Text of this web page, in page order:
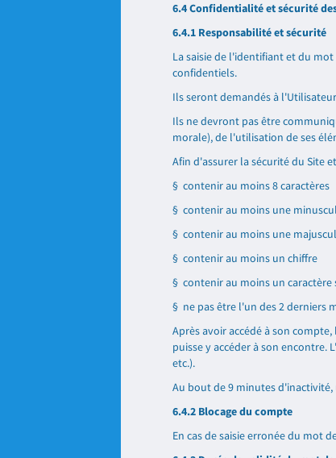
6.4 Confidentialité et sécurité
6.4.1 Responsabilité et sécurité
La saisie de l'identifiant et du
confidentiels.
Ils seront demandés à
Ils ne devront pas être
morale), de l'utilisation de ses
Afin d'assurer la sécurité du Site
§ contenir au moins 8 caractères
§ contenir au moins une
§ contenir au moins une
§ contenir au moins un chiffre
§ contenir au moins un caractère
§ ne pas être l'un des 2 derniers
Après avoir accédé à son
puisse y accéder à son
etc.).
Au bout de 9 minutes
6.4.2 Blocage du compte
En cas de saisie erronée du mot